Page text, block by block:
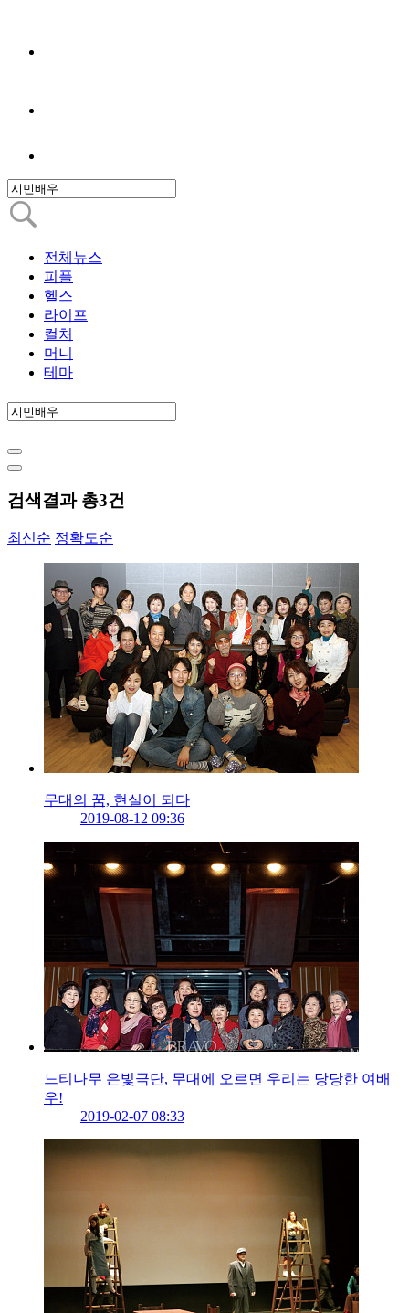
전체뉴스
피플
헬스
라이프
컬처
머니
테마
검색결과 총3건
최신순 정확도순
무대의 꿈, 현실이 되다
2019-08-12 09:36
느티나무 은빛극단, 무대에 오르면 우리는 당당한 여배
우!
2019-02-07 08:33